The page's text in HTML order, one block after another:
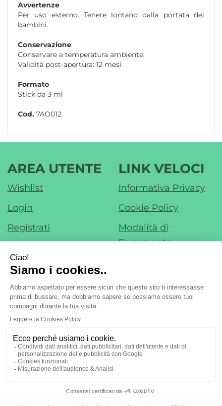
Avvertenze
Per uso esterno. Tenere lontano dalla portata dei
bambini.
Conservazione
Conservare a temperatura ambiente.
Validità post-apertura: 12 mesi
Formato
Stick da 3 ml
Cod. 7AO012
AREA UTENTE
Wishlist
Login
Registrati
Iscrizione alla
Newsletter
LINK VELOCI
Informativa Privacy
Cookie Policy
Modalità di
Pagamento
Condizioni di Vendita
Farmacia di Liscate sas - Dr. F. Nobile &
C.
- Via IV Novembre, 22 20060 Liscate (MI)
ordini@margheritafarmaweb.it